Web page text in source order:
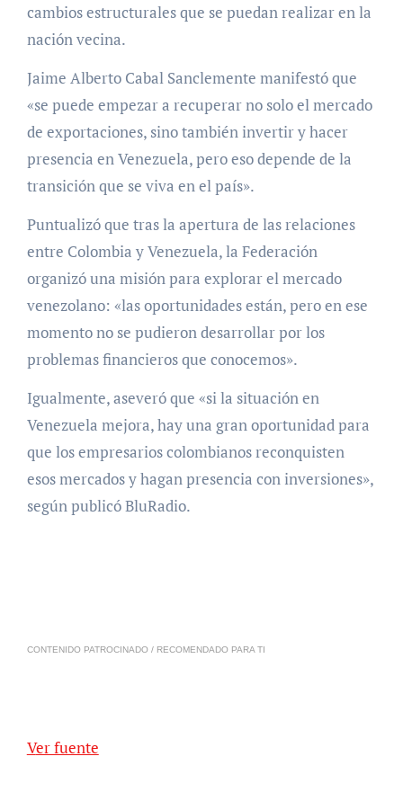
cambios estructurales que se puedan realizar en la
nación vecina.
Jaime Alberto Cabal Sanclemente manifestó que
«se puede empezar a recuperar no solo el mercado
de exportaciones, sino también invertir y hacer
presencia en Venezuela, pero eso depende de la
transición que se viva en el país».
Puntualizó que tras la apertura de las relaciones
entre Colombia y Venezuela, la Federación
organizó una misión para explorar el mercado
venezolano: «las oportunidades están, pero en ese
momento no se pudieron desarrollar por los
problemas financieros que conocemos».
Igualmente, aseveró que «si la situación en
Venezuela mejora, hay una gran oportunidad para
que los empresarios colombianos reconquisten
esos mercados y hagan presencia con inversiones»,
según publicó BluRadio.
CONTENIDO PATROCINADO / RECOMENDADO PARA TI
Ver fuente